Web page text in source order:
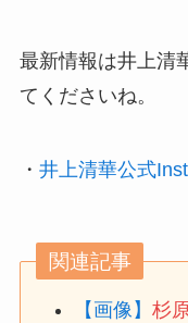
最新情報は井上清
てくださいね。
・ 井上清華公式
関連記事
【画像】杉